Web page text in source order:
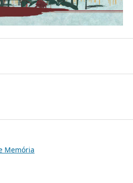
Memória